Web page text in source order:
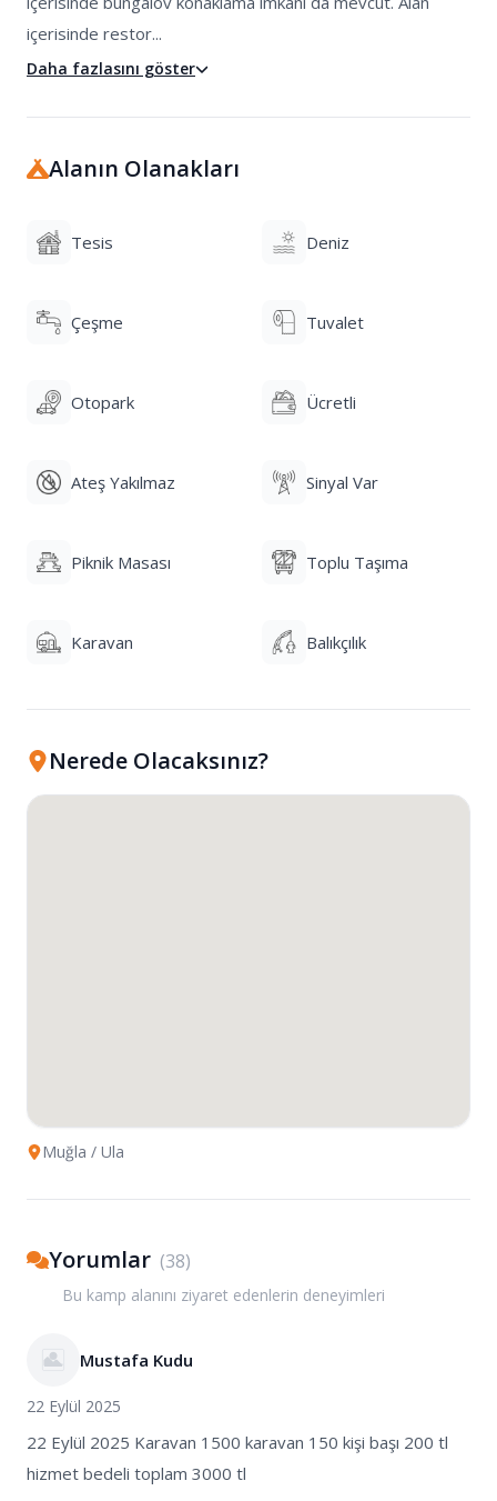
içerisinde restor...
Daha fazlasını göster
Alanın Olanakları
Tesis Deniz
Çeşme Tuvalet
Otopark Ücretli
Ateş Yakılmaz Sinyal Var
Piknik Masası Toplu Taşıma
Karavan Balıkçılık
Nerede Olacaksınız?
Muğla / Ula
Yorumlar (38)
Bu kamp alanını ziyaret edenlerin deneyimleri
Mustafa Kudu
22 Eylül 2025
22 Eylül 2025 Karavan 1500 karavan 150 kişi başı 200 tl
hizmet bedeli toplam 3000 tl